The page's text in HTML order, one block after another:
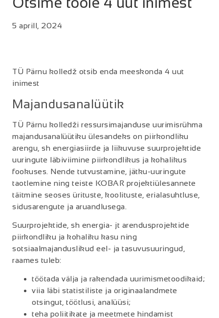
5 aprill, 2024
TÜ Pärnu kolledž otsib enda meeskonda 4 uut
inimest
Majandusanalüütik
TÜ Pärnu kolledži ressursimajanduse uurimisrühma
majandusanalüütiku ülesandeks on piirkondliku
arengu, sh energiasiirde ja liikuvuse suurprojektide
uuringute läbiviimine piirkondlikus ja kohalikus
fookuses. Nende tutvustamine, jätku-uuringute
taotlemine ning teiste KOBAR projektiülesannete
täitmine seoses ürituste, koolituste, erialasuhtluse,
sidusarengute ja aruandlusega.
Suurprojektide, sh energia- jt arendusprojektide
piirkondliku ja kohaliku kasu ning
sotsiaalmajanduslikud eel- ja tasuvusuuringud,
raames tuleb:
töötada välja ja rakendada uurimismetoodikaid;
viia läbi statistiliste ja originaalandmete
otsingut, töötlusi, analüüsi;
teha poliitikate ja meetmete hindamist